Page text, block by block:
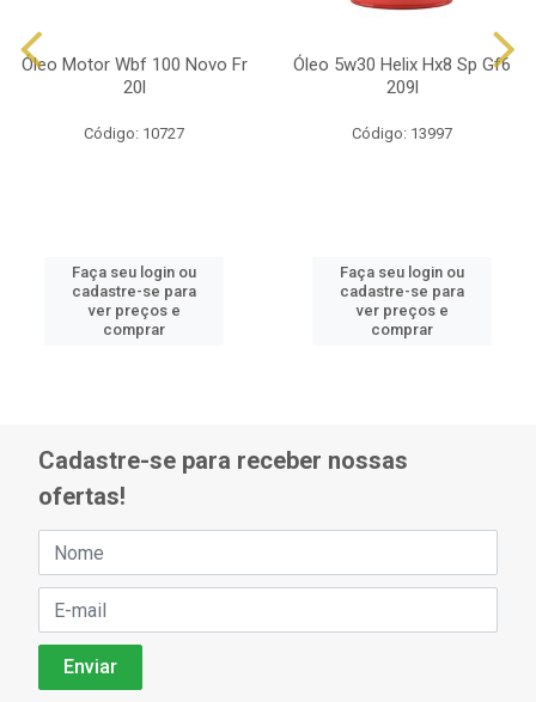
Óleo Motor Wbf 100 Novo Fr
20l
Código: 10727
Faça seu login ou
cadastre-se para
ver preços e
comprar
Óleo 5w30 Helix Hx8 Sp Gf6
209l
Código: 13997
Faça seu login ou
cadastre-se para
ver preços e
comprar
Cadastre-se para receber nossas
ofertas!